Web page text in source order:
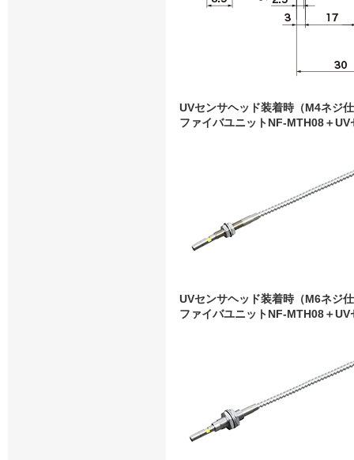
UVセンサヘッド装着時（M4ネジ
ファイバユニットNF-MTH08＋
UVセンサヘッド装着時（M6ネジ
ファイバユニットNF-MTH08＋